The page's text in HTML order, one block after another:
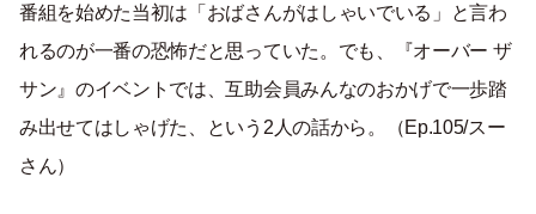
番組を始めた当初は「おばさんがはしゃいでいる」と言わ
れるのが一番の恐怖だと思っていた。でも、『オーバー ザ
サン』のイベントでは、互助会員みんなのおかげで一歩踏
み出せてはしゃげた、という2人の話から。（Ep.105/スー
さん）